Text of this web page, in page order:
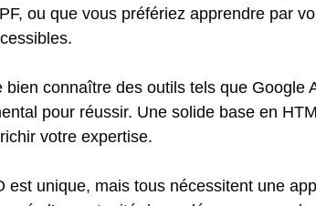
ou que vous préfériez apprendre par
connaître des outils tels que Google
pour réussir. Une solide base en
votre expertise.
unique, mais tous nécessitent une